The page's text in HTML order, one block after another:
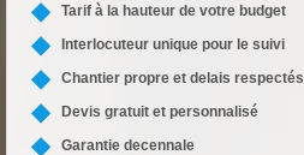
Tarif à la hauteur de votre budget
Interlocuteur unique pour le suivi
Chantier propre et delais respectés
Devis gratuit et personnalisé
Garantie decennale